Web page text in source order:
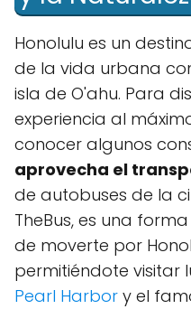
Honolulu es un⁢
de la⁢ vida urbana
isla de O'ahu. Para
experiencia al
conocer algunos
aprovecha el
de autobuses de⁣ la
TheBus, ⁣es ‌una
de‍ moverte por
permitiéndote visitar
Pearl Harbor y ⁤el